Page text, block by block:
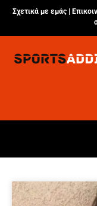
Σχετικά με εμάς |